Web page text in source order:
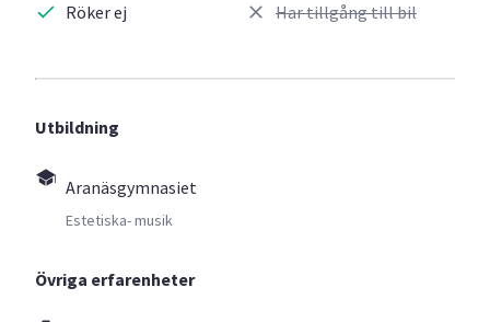
Röker ej Har tillgång till bil
Utbildning
Aranäsgymnasiet
Estetiska- musik
Övriga erfarenheter